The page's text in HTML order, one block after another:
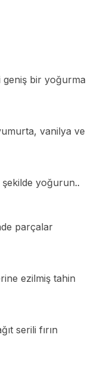
geniş bir yoğurma
vanilya ve
yoğurun..
parçalar
ezilmiş tahin
serili fırın